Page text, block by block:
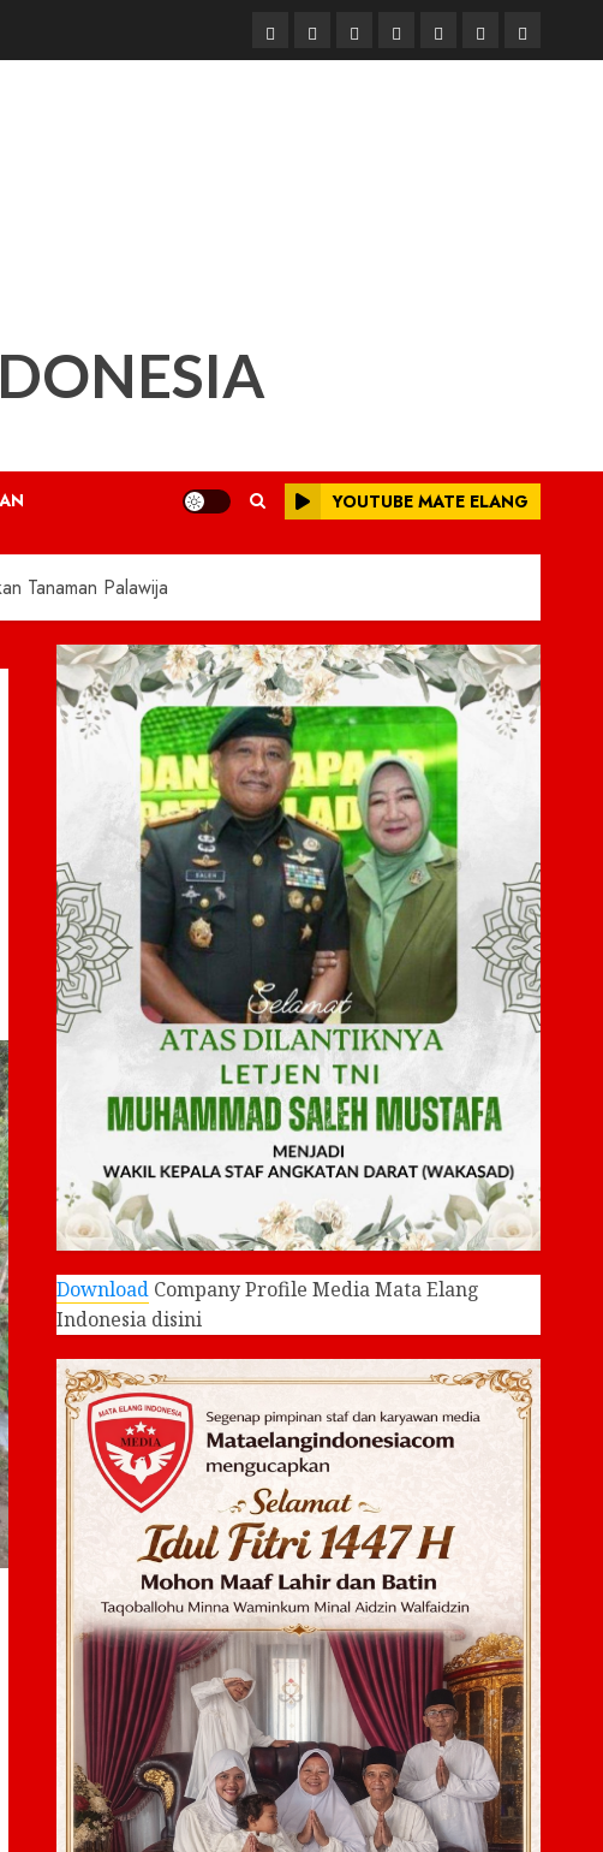
BerandaNasionalDaerahHukum
dan
Pendidikan
Box
Redaksi
Iklan
YOUTUBE MATE ELANG
Tanaman Palawija
DownloadCompany Profile Media Mata Elang
Indonesia disini